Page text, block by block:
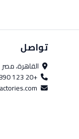
تواصل
القاهرة، مصر
+20 123 7890